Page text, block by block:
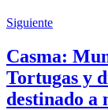
Siguiente
Casma:
Tortugas y
destinado a